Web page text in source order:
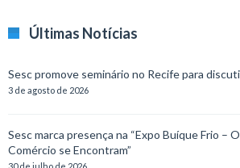
Últimas Notícias
Sesc promove seminário no Recife para
3 de agosto de 2026
Sesc marca presença na “Expo Buíque Frio –
Comércio se Encontram”
30 de julho de 2026